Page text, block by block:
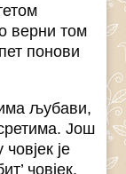
верни том
понови
љубави,
Још
је
човјек.